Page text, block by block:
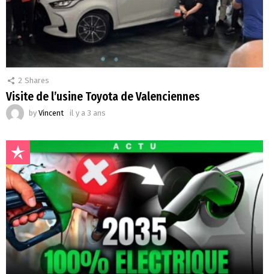
2 Shares
Visite de l’usine Toyota de Valenciennes
by Vincent il y a 3 ans